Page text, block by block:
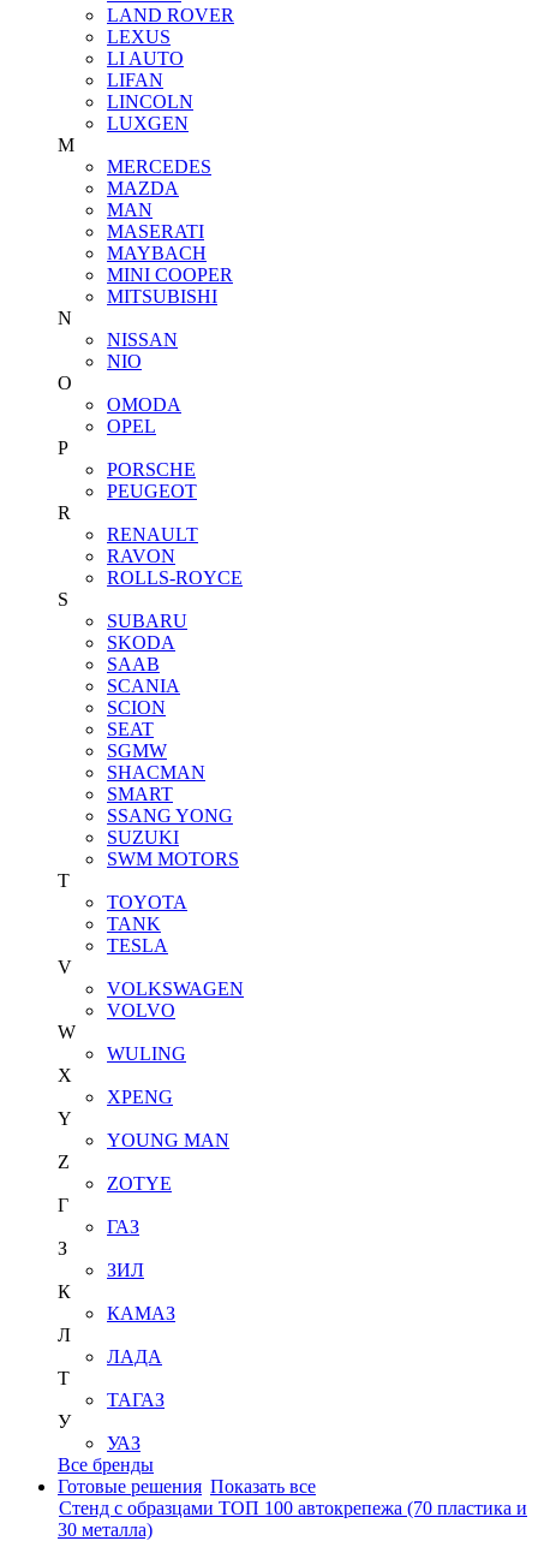
LAND ROVER
LEXUS
LI AUTO
LIFAN
LINCOLN
LUXGEN
M
MERCEDES
MAZDA
MAN
MASERATI
MAYBACH
MINI COOPER
MITSUBISHI
N
NISSAN
NIO
O
OMODA
OPEL
P
PORSCHE
PEUGEOT
R
RENAULT
RAVON
ROLLS-ROYCE
S
SUBARU
SKODA
SAAB
SCANIA
SCION
SEAT
SGMW
SHACMAN
SMART
SSANG YONG
SUZUKI
SWM MOTORS
T
TOYOTA
TANK
TESLA
V
VOLKSWAGEN
VOLVO
W
WULING
X
XPENG
Y
YOUNG MAN
Z
ZOTYE
Г
ГАЗ
З
ЗИЛ
К
КАМАЗ
Л
ЛАДА
Т
ТАГАЗ
У
УАЗ
Все бренды
Готовые решения Показать все
Стенд с образцами ТОП 100 автокрепежа (70 пластика и
30 металла)